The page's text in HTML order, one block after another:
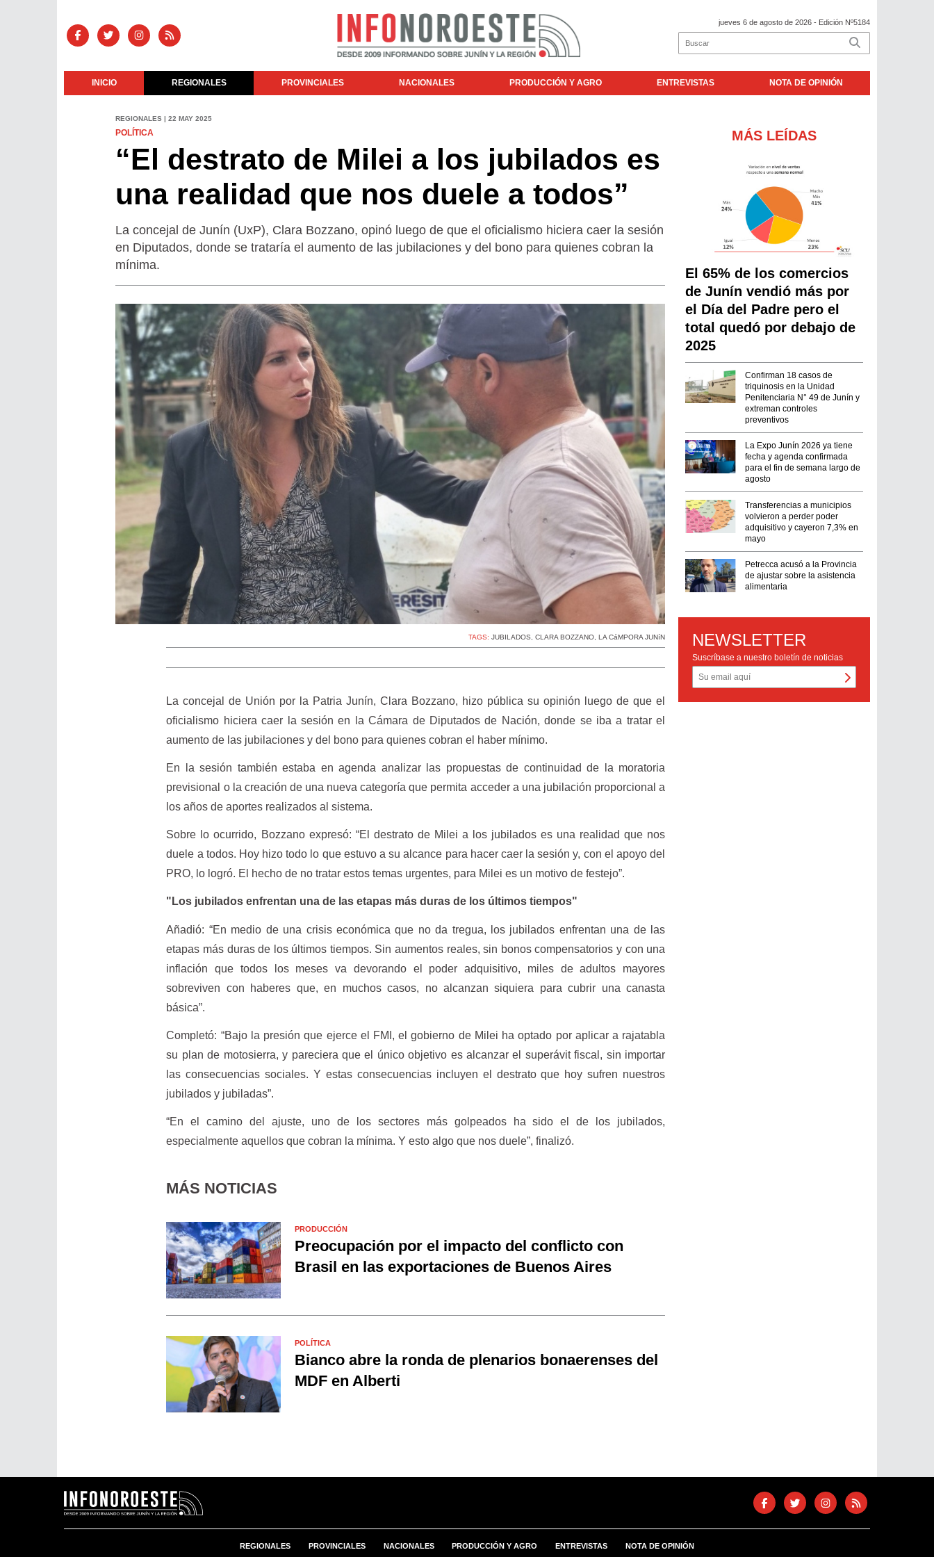
jueves 6 de agosto de 2026 - Edición Nº5184
INICIO REGIONALES PROVINCIALES NACIONALES PRODUCCIÓN Y AGRO ENTREVISTAS NOTA DE OPINIÓN
REGIONALES | 22 MAY 2025
POLÍTICA
“El destrato de Milei a los jubilados es
una realidad que nos duele a todos”
La concejal de Junín (UxP), Clara Bozzano, opinó luego de que el oficialismo hiciera caer la sesión
en Diputados, donde se trataría el aumento de las jubilaciones y del bono para quienes cobran la
mínima.
TAGS:JUBILADOS ,CLARA BOZZANO ,LA CáMPORA JUNíN
La concejal de Unión por la Patria Junín, Clara Bozzano, hizo pública su opinión luego de que el
oficialismo hiciera caer la sesión en la Cámara de Diputados de Nación, donde se iba a tratar el
aumento de las jubilaciones y del bono para quienes cobran el haber mínimo.
En la sesión también estaba en agenda analizar las propuestas de continuidad de la moratoria
previsional o la creación de una nueva categoría que permita acceder a una jubilación proporcional a
los años de aportes realizados al sistema.
Sobre lo ocurrido, Bozzano expresó: “El destrato de Milei a los jubilados es una realidad que nos
duele a todos. Hoy hizo todo lo que estuvo a su alcance para hacer caer la sesión y, con el apoyo del
PRO, lo logró. El hecho de no tratar estos temas urgentes, para Milei es un motivo de festejo”.
"Los jubilados enfrentan una de las etapas más duras de los últimos tiempos"
Añadió: “En medio de una crisis económica que no da tregua, los jubilados enfrentan una de las
etapas más duras de los últimos tiempos. Sin aumentos reales, sin bonos compensatorios y con una
inflación que todos los meses va devorando el poder adquisitivo, miles de adultos mayores
sobreviven con haberes que, en muchos casos, no alcanzan siquiera para cubrir una canasta
básica”.
Completó: “Bajo la presión que ejerce el FMI, el gobierno de Milei ha optado por aplicar a rajatabla
su plan de motosierra, y pareciera que el único objetivo es alcanzar el superávit fiscal, sin importar
las consecuencias sociales. Y estas consecuencias incluyen el destrato que hoy sufren nuestros
jubilados y jubiladas”.
“En el camino del ajuste, uno de los sectores más golpeados ha sido el de los jubilados,
especialmente aquellos que cobran la mínima. Y esto algo que nos duele”, finalizó.
MÁS NOTICIAS
PRODUCCIÓN
Preocupación por el impacto del conflicto con
Brasil en las exportaciones de Buenos Aires
POLÍTICA
Bianco abre la ronda de plenarios bonaerenses del
MDF en Alberti
MÁS LEÍDAS
El 65% de los comercios
de Junín vendió más por
el Día del Padre pero el
total quedó por debajo de
2025
Confirman 18 casos de
triquinosis en la Unidad
Penitenciaria N° 49 de Junín y
extreman controles
preventivos
La Expo Junín 2026 ya tiene
fecha y agenda confirmada
para el fin de semana largo de
agosto
Transferencias a municipios
volvieron a perder poder
adquisitivo y cayeron 7,3% en
mayo
Petrecca acusó a la Provincia
de ajustar sobre la asistencia
alimentaria
NEWSLETTER
Suscríbase a nuestro boletín de noticias
REGIONALES PROVINCIALES NACIONALES PRODUCCIÓN Y AGRO ENTREVISTAS NOTA DE OPINIÓN